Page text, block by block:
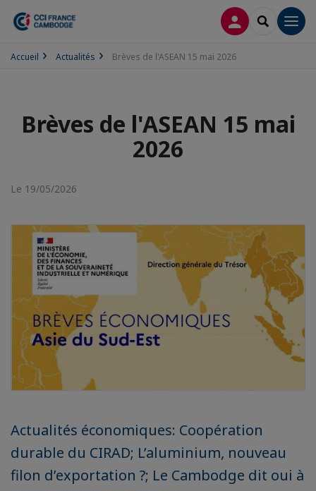
CONNEXION
Accueil Actualités Brèves de l'ASEAN 15 mai 2026
Brèves de l'ASEAN 15 mai
2026
Le 19/05/2026
Actualités économiques: Coopération
durable du CIRAD; L’aluminium, nouveau
filon d’exportation ?; Le Cambodge dit oui à